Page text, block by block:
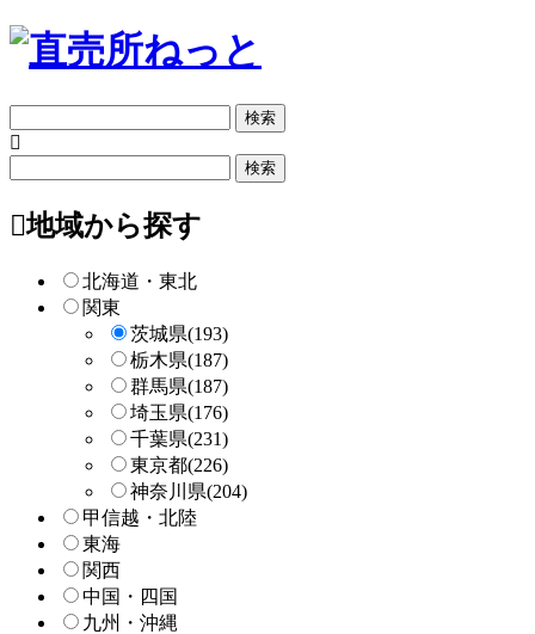
リ
索
ー
検地域から探す
北海道・東北
関東
茨城県(193)
栃木県(187)
群馬県(187)
埼玉県(176)
千葉県(231)
東京都(226)
神奈川県(204)
甲信越・北陸
東海
関西
中国・四国
九州・沖縄